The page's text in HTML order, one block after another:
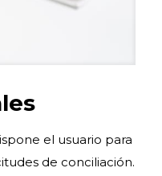
el usuario para
de conciliación.